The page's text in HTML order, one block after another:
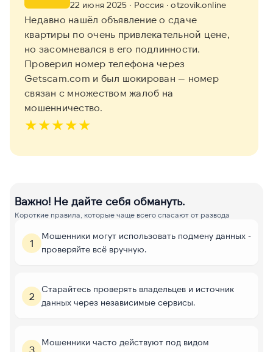
22 июня 2025 · Россия · otzovik.online
Недавно нашёл объявление о сдаче
квартиры по очень привлекательной цене,
но засомневался в его подлинности.
Проверил номер телефона через
Getscam.com и был шокирован — номер
связан с множеством жалоб на
мошенничество.
★★★★★
Важно! Не дайте себя обмануть.
Короткие правила, которые чаще всего спасают от развода
1
Мошенники могут использовать подмену данных -
проверяйте всё вручную.
2
Старайтесь проверять владельцев и источник
данных через независимые сервисы.
3
Мошенники часто действуют под видом